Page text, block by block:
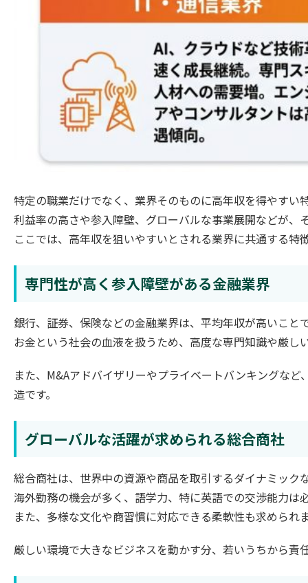
特定の職業だけでなく、業界そのものに高年収を得やすい
利益率の高さや参入障壁、グローバルな事業展開などが
ここでは、高年収を狙いやすいとされる業界に共通する特
専門性が高く参入障壁がある金融業界
銀行、証券、保険などの金融業界は、平均年収が高いこと
お金という社会の血液を扱うため、高度な専門知識や厳
また、M&Aアドバイザリーやプライベートバンキングな
造です。
グローバルな活躍が求められる総合商社
総合商社は、世界中の資源や商品を取引するダイナミッ
海外勤務の機会が多く、語学力、特に英語での交渉能力は
また、多様な文化や商習慣に対応できる柔軟性も求められ
厳しい環境で大きなビジネスを動かす分、若いうちから